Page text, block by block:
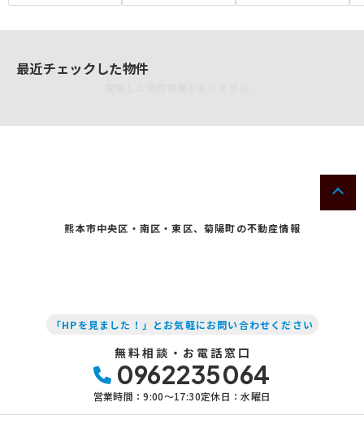
最近チェックした物件
熊本市中央区・南区・東区、菊陽町の不動産情報
「HPを見ました！」とお気軽にお問い合わせください
無料相談・お電話窓口
0962235064
営業時間：9:00〜17:30定休日：水曜日